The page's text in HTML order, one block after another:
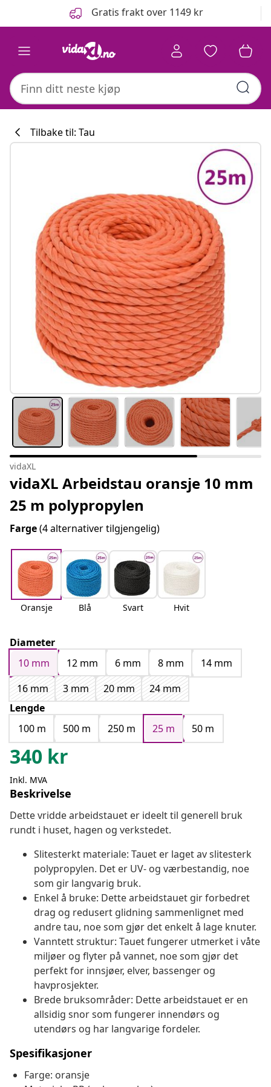
Gratis frakt over 1149 kr
Tilbake til: Tau
vidaXL
vidaXL Arbeidstau oransje 10 mm
25 m polypropylen
Farge(4 alternativer tilgjengelig)
Oransje Blå Svart Hvit
Diameter
10 mm
12 mm 6 mm 8 mm
14 mm
16 mm
3 mm 20 mm
24 mm
Lengde
100 m
500 m 250 m 25 m 50 m
340 kr
Inkl. MVA
Beskrivelse
Dette vridde arbeidstauet er ideelt til generell bruk
rundt i huset, hagen og verkstedet.
Slitesterkt materiale: Tauet er laget av slitesterk
polypropylen. Det er UV- og værbestandig, noe
som gir langvarig bruk.
Enkel å bruke: Dette arbeidstauet gir forbedret
drag og redusert glidning sammenlignet med
andre tau, noe som gjør det enkelt å lage knuter.
Vanntett struktur: Tauet fungerer utmerket i våte
miljøer og flyter på vannet, noe som gjør det
perfekt for innsjøer, elver, bassenger og
havprosjekter.
Brede bruksområder: Dette arbeidstauet er en
allsidig snor som fungerer innendørs og
utendørs og har langvarige fordeler.
Spesifikasjoner
Farge: oransje